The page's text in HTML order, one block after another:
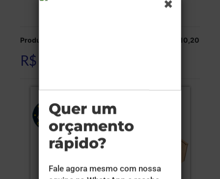
Veja as opções de entrega.
Produção: R$ 310,20
R$ 310,20